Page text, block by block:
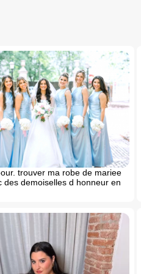
trouver ma robe de mariee
des demoiselles d honneur en